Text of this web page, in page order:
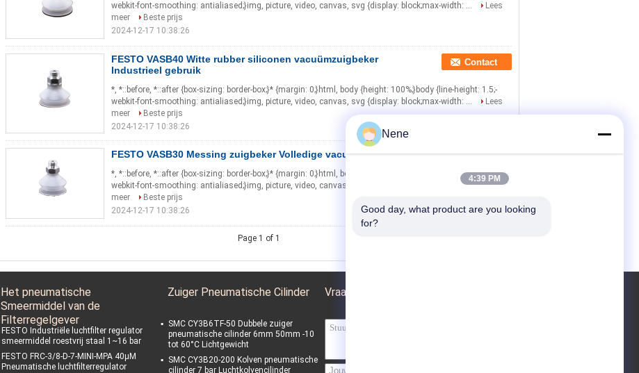
webkit-font-smoothing: antialiased;}img, picture, video, canvas, svg {display: block;max-width: ...
Lees
meer
Beste prijs
2024-12-17 10:38:26
FESTO VASB40 Witte rubber siliconen vacuümzuigbeker
Industrieel gebruik
Contact
*, *::before, *::after {box-sizing: border-box;}* {margin: 0;}html, body {height: 100%;}body {line-height: 1.5;-
webkit-font-smoothing: antialiased;}img, picture, video, canvas, svg {display: block;max-width: ...
Lees
meer
Beste prijs
2024-12-17 10:38:26
FESTO VASB30 Messing zuigbeker Volledige vacuüm accessoires Contact
*, *::before, *::after {box-sizing: border-box;}* {margin: 0;}html, body {height: 100%;}body {line-height: 1.5;-
webkit-font-smoothing: antialiased;}img, picture, video, canvas, svg {display: block;max-width: ...
Lees
meer
Beste prijs
2024-12-17 10:38:26
Page 1 of 1
Het pneumatische
Smeermiddel van de
Filterregelgever
FESTO Industriële luchtfilter regulator
smeermiddel roestvrij staal 1~16 bar
FESTO FRC-3/8-D-7-MINI-MPA 40μM
Pneumatische luchtfilterregulator
Zuiger Pneumatische Cilinder
SMC CY3B6TF-50 Dubbele zuiger
pneumatische cilinder 6mm 50mm -10
tot 60°C Lichtgewicht
SMC CY3B20-200 Kolven pneumatische
cilinder 7 bar Luchtkolvencilinder
Vraag een offerte aan
Nene
4:39 PM
Good day, what product are you looking
for?